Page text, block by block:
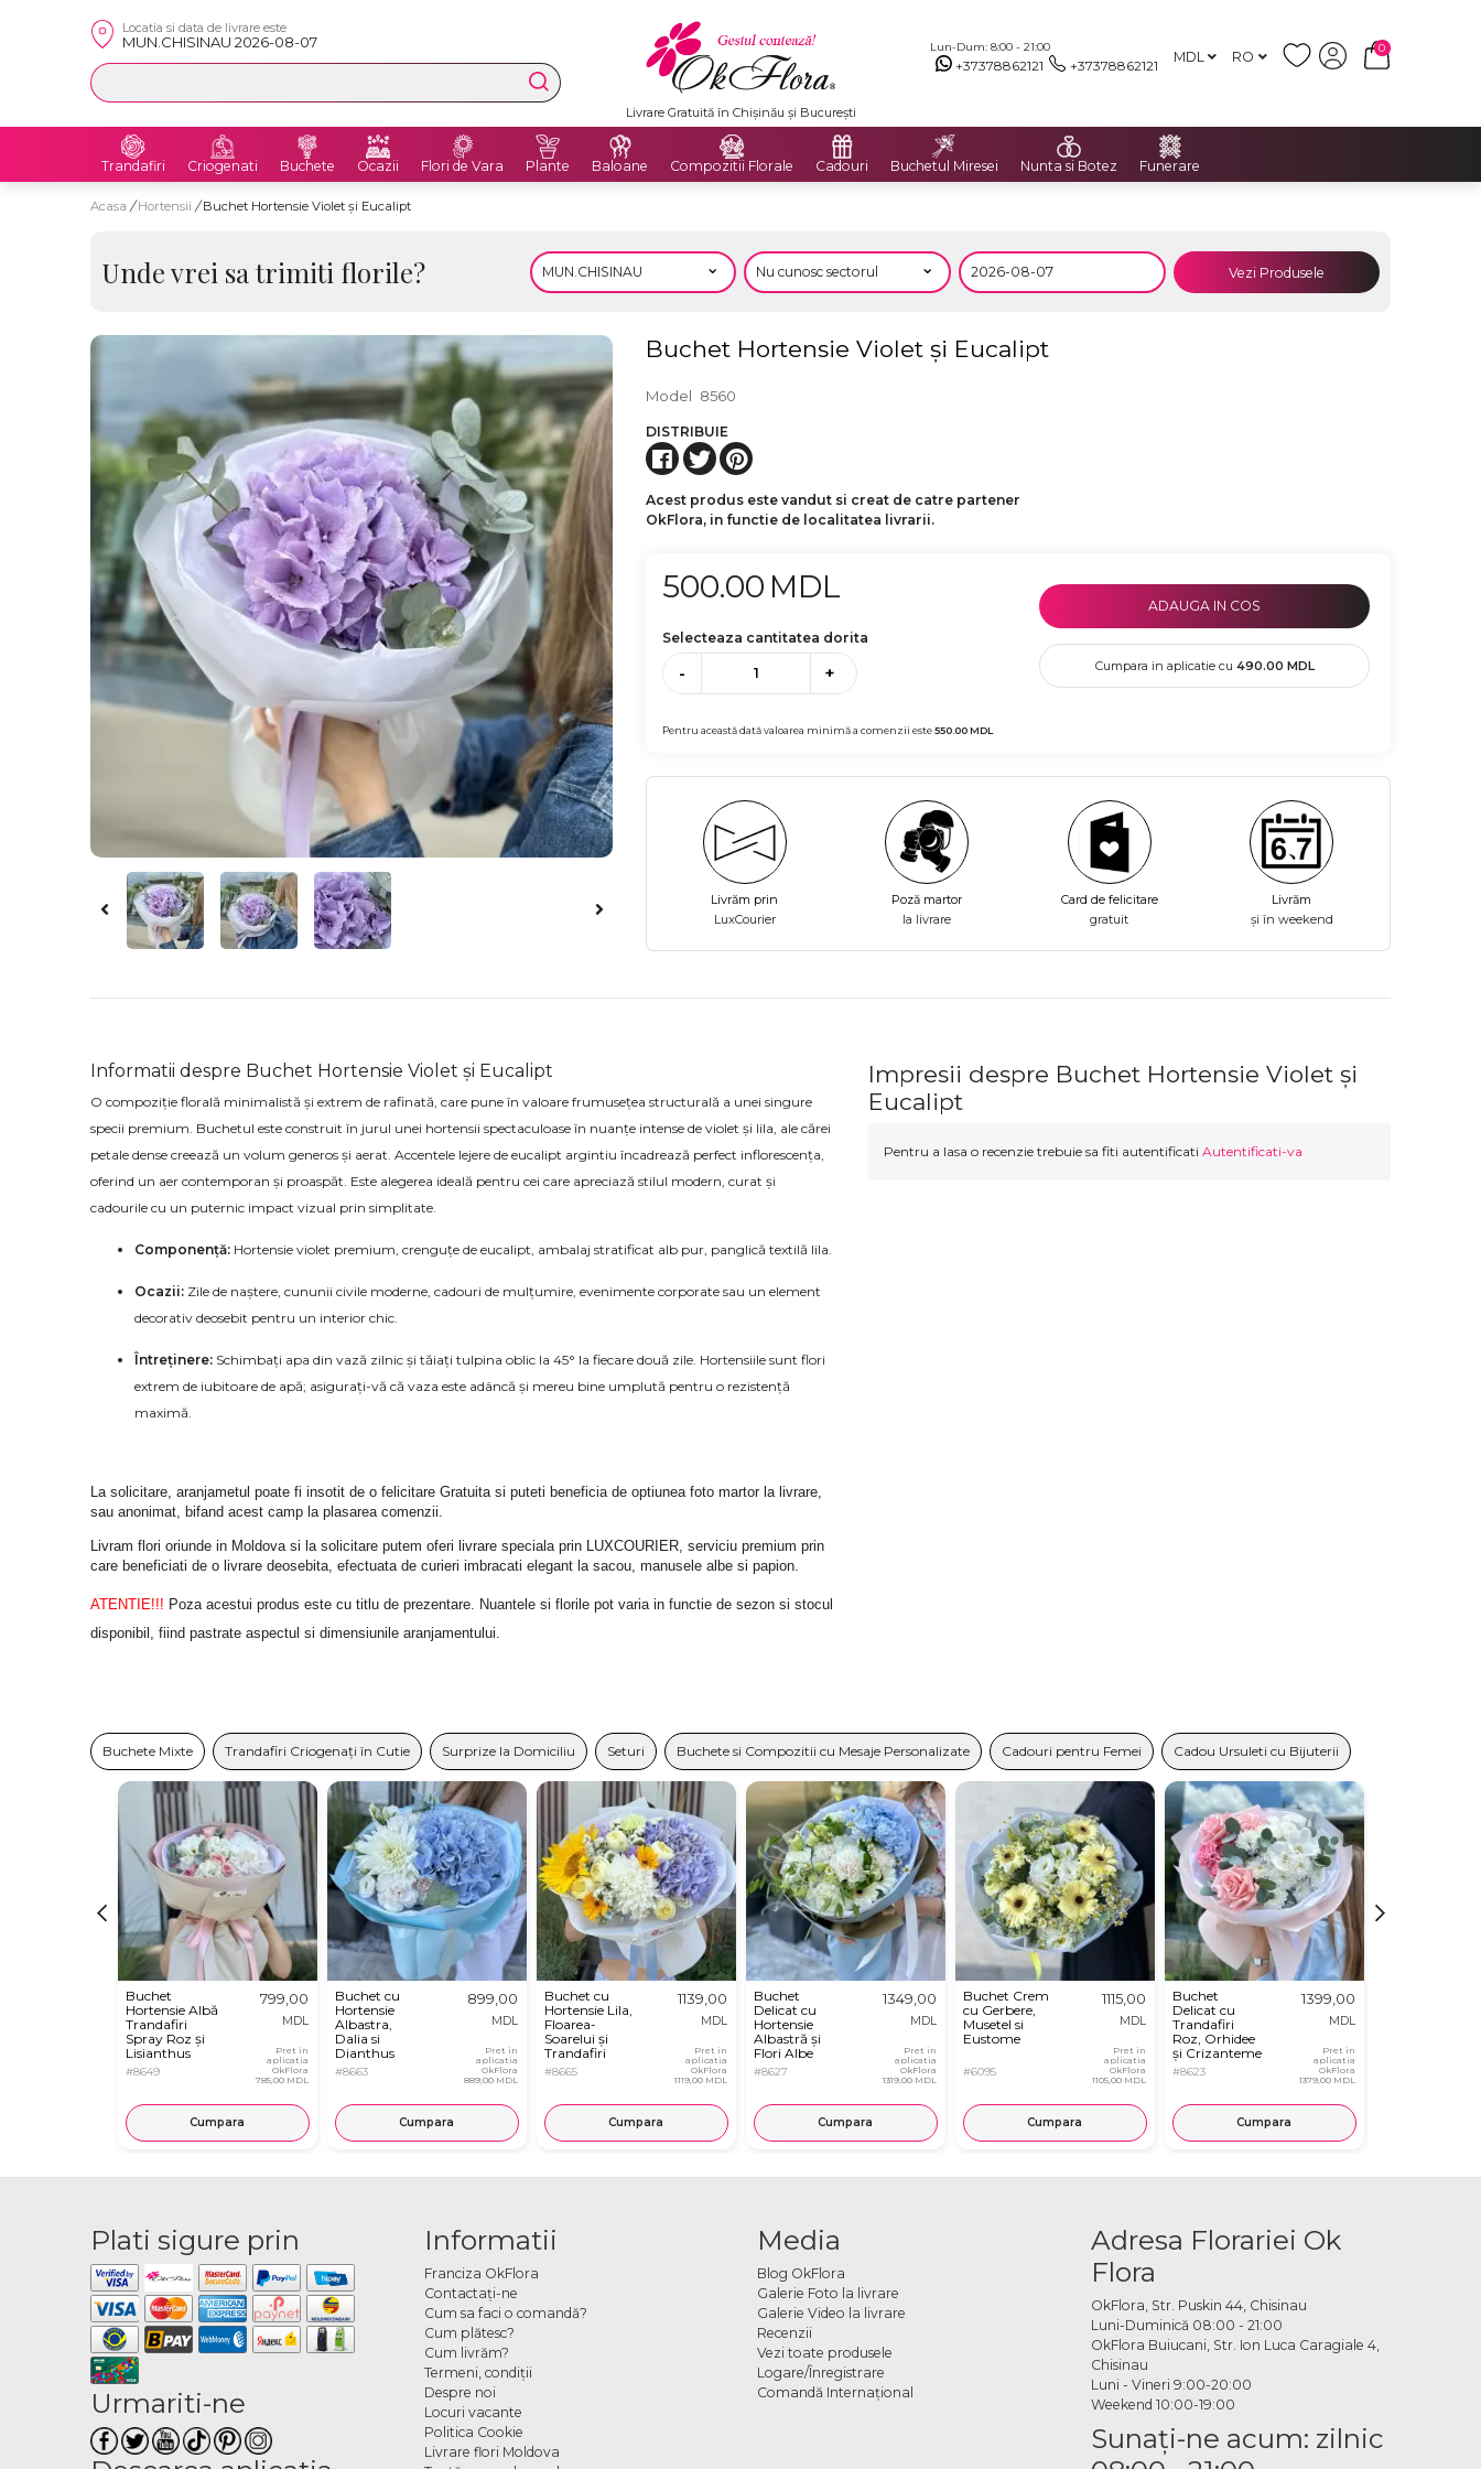
Locatia si data de livrare este
MUN.CHISINAU 2026-08-07 Lun-Dum: 8:00 - 21:00
+37378862121 +37378862121 MDL RO
0
Livrare Gratuită în Chișinău și București
Trandafiri Criogenati Buchete Ocazii Flori de Vara Plante Baloane Compozitii Florale Cadouri Buchetul Miresei Nunta si Botez Funerare
Acasa / Hortensii / Buchet Hortensie Violet și Eucalipt
Unde vrei sa trimiti florile? Vezi Produsele
Buchet Hortensie Violet și Eucalipt
Model 8560
DISTRIBUIE
Acest produs este vandut si creat de catre partener
OkFlora, in functie de localitatea livrarii.
500.00 MDL
Selecteaza cantitatea dorita
- +
Pentru această dată valoarea minimă a comenzii este550.00MDL
ADAUGA IN COS
Cumpara in aplicatie cu 490.00 MDL
Livrăm prin
LuxCourier
Poză martor
la livrare
Card de felicitare
gratuit
Livrăm
și în weekend
Informatii despre Buchet Hortensie Violet și Eucalipt
O compoziție florală minimalistă și extrem de rafinată, care pune în valoare frumusețea structurală a unei singure
specii premium. Buchetul este construit în jurul unei hortensii spectaculoase în nuanțe intense de violet și lila, ale cărei
petale dense creează un volum generos și aerat. Accentele lejere de eucalipt argintiu încadrează perfect inflorescența,
oferind un aer contemporan și proaspăt. Este alegerea ideală pentru cei care apreciază stilul modern, curat și
cadourile cu un puternic impact vizual prin simplitate.
Componență: Hortensie violet premium, crenguțe de eucalipt, ambalaj stratificat alb pur, panglică textilă lila.
Ocazii: Zile de naștere, cununii civile moderne, cadouri de mulțumire, evenimente corporate sau un element
decorativ deosebit pentru un interior chic.
Întreținere: Schimbați apa din vază zilnic și tăiați tulpina oblic la 45° la fiecare două zile. Hortensiile sunt flori
extrem de iubitoare de apă; asigurați-vă că vaza este adâncă și mereu bine umplută pentru o rezistență
maximă.
La solicitare, aranjametul poate fi insotit de o felicitare Gratuita si puteti beneficia de optiunea foto martor la livrare,
sau anonimat, bifand acest camp la plasarea comenzii.
Livram flori oriunde in Moldova si la solicitare putem oferi livrare speciala prin LUXCOURIER, serviciu premium prin
care beneficiati de o livrare deosebita, efectuata de curieri imbracati elegant la sacou, manusele albe si papion.
ATENTIE!!! Poza acestui produs este cu titlu de prezentare. Nuantele si florile pot varia in functie de sezon si stocul
disponibil, fiind pastrate aspectul si dimensiunile aranjamentului.
Impresii despre Buchet Hortensie Violet și
Eucalipt
Pentru a lasa o recenzie trebuie sa fiti autentificati Autentificati-va
Buchete Mixte Trandafiri Criogenați în Cutie Surprize la Domiciliu Seturi Buchete si Compozitii cu Mesaje Personalizate Cadouri pentru Femei Cadou Ursuleti cu Bijuterii
Buchet
Hortensie Albă
Trandafiri
Spray Roz și
Lisianthus
#8649
799,00
MDL
Pret in
aplicatia
OkFlora
785,00 MDL
Cumpara
Buchet cu
Hortensie
Albastra,
Dalia si
Dianthus
#8663
899,00
MDL
Pret in
aplicatia
OkFlora
889,00 MDL
Cumpara
Buchet cu
Hortensie Lila,
Floarea-
Soarelui și
Trandafiri
Vuvuzela
#8665
1139,00
MDL
Pret in
aplicatia
OkFlora
1119,00 MDL
Cumpara
Buchet
Delicat cu
Hortensie
Albastră și
Flori Albe
#8627
1349,00
MDL
Pret in
aplicatia
OkFlora
1319,00 MDL
Cumpara
Buchet Crem
cu Gerbere,
Musetel si
Eustome
#6095
1115,00
MDL
Pret in
aplicatia
OkFlora
1105,00 MDL
Cumpara
Buchet
Delicat cu
Trandafiri
Roz, Orhidee
și Crizanteme
Albe
#8623
1399,00
MDL
Pret in
aplicatia
OkFlora
1379,00 MDL
Cumpara
Plati sigure prin
Urmariti-ne
Informatii
Franciza OkFlora
Contactaţi-ne
Cum sa faci o comandă?
Cum plătesc?
Cum livrăm?
Termeni, condiţii
Despre noi
Locuri vacante
Politica Cookie
Livrare flori Moldova
Media
Blog OkFlora
Galerie Foto la livrare
Galerie Video la livrare
Recenzii
Vezi toate produsele
Logare/Înregistrare
Comandă Internațional
Adresa Florariei Ok
Flora
OkFlora, Str. Puskin 44, Chisinau
Luni-Duminică 08:00 - 21:00
OkFlora Buiucani, Str. Ion Luca Caragiale 4,
Chisinau
Luni - Vineri 9:00-20:00
Weekend 10:00-19:00
Sunaţi-ne acum: zilnic